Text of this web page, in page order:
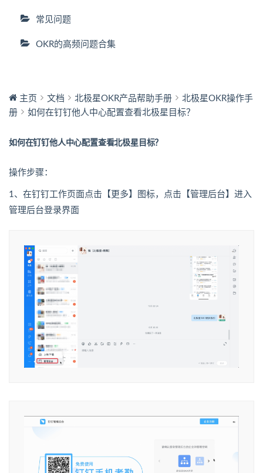
常见问题
OKR的高频问题合集
主页 文档 北极星OKR产品帮助手册
北极星OKR操作手
册
如何在钉钉他人中心配置查看北极星目标？
如何在钉钉他人中心配置查看北极星目标？
操作步骤：
1、在钉钉工作页面点击【更多】图标，点击【管理后台】进入
管理后台登录界面